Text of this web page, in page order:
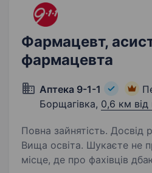
Фармацевт,
фармацевта
Аптека 9-1-1
Борщагівка, 0,6 км від
Повна зайнятість. Досвід
Вища освіта. Шукаєте не просто роботу, а
місце, де про фахівців